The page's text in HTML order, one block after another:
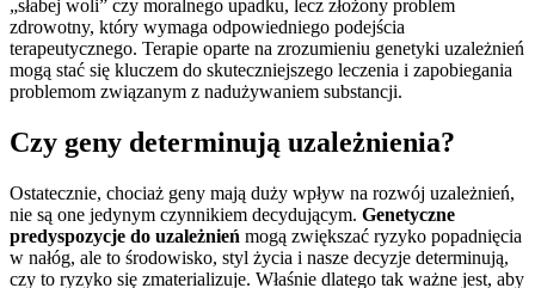
„słabej woli” czy moralnego upadku, lecz złożony problem
zdrowotny, który wymaga odpowiedniego podejścia
terapeutycznego. Terapie oparte na zrozumieniu genetyki uzależnień
mogą stać się kluczem do skuteczniejszego leczenia i zapobiegania
problemom związanym z nadużywaniem substancji.
Czy geny determinują uzależnienia?
Ostatecznie, chociaż geny mają duży wpływ na rozwój uzależnień,
nie są one jedynym czynnikiem decydującym. Genetyczne
predyspozycje do uzależnień mogą zwiększać ryzyko popadnięcia
w nałóg, ale to środowisko, styl życia i nasze decyzje determinują,
czy to ryzyko się zmaterializuje. Właśnie dlatego tak ważne jest, aby